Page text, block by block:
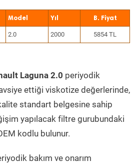
Model Yıl
2.0 2000 5854 TL
Laguna 2.0 periyodik
ettiği viskotize değerlerinde,
standart belgesine sahip
yapılacak filtre gurubundaki
kodlu bulunur.
bakım ve onarım